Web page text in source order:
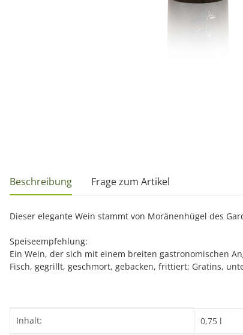
weitere Registerkarten anzeigen
Beschreibung Frage zum Artikel
Dieser elegante Wein stammt von Moränenhügel des
Speiseempfehlung:
Ein Wein, der sich mit einem breiten gastronomischen
Fisch, gegrillt, geschmort, gebacken, frittiert; Gratins,
Produkteigenschaft
Wert
Inhalt: 0,75 l